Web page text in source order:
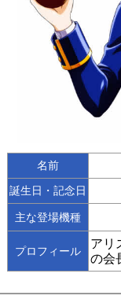
名前
誕生日・記念日
主な登場機種
プロフィール
アリ
の会